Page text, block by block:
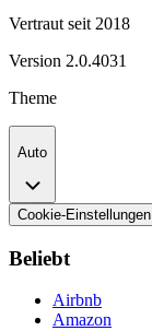
Vertraut seit 2018
Version 2.0.4031
Theme
Auto
Cookie-Einstellungen
Beliebt
Airbnb
Amazon